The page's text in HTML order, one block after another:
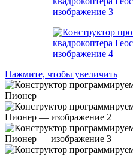
Нажмите, чтобы увеличить